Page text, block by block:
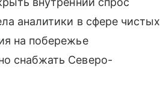
аналитики в сфере чистых
на побережье
снабжать Северо-